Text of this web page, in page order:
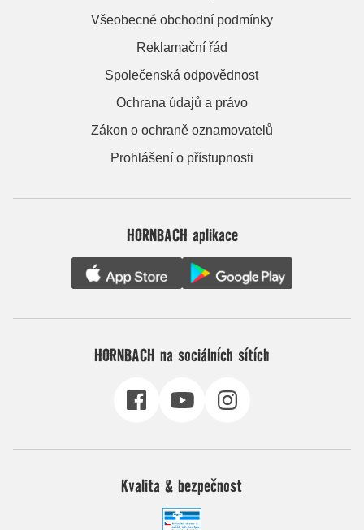
Všeobecné obchodní podmínky
Reklamační řád
Společenská odpovědnost
Ochrana údajů a právo
Zákon o ochraně oznamovatelů
Prohlášení o přístupnosti
HORNBACH aplikace
HORNBACH na sociálních sítích
Kvalita & bezpečnost